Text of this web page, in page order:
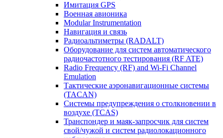
Имитация GPS
Военная авионика
Modular Instrumentation
Навигация и связь
Радиоальтиметры (RADALT)
Оборудование для систем автоматического
радиочастотного тестирования (RF ATE)
Radio Frequency (RF) and Wi-Fi Channel
Emulation
Тактические аэронавигационные системы
(TACAN)
Системы предупреждения о столкновении в
воздухе (TCAS)
Транспондер и маяк-запросчик для систем
свой/чужой и систем радиолокационного